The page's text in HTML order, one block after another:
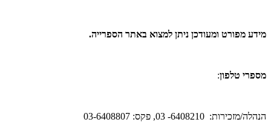
מידע מפורט ומעודכן ניתן למצוא באתר הספרייה.
מספרי טלפון:
הנהלה/מזכירות: 6408210- 03, פקס: 03-6408807